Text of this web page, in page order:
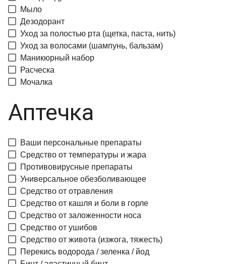
Мыло
Дезодорант
Уход за полостью рта (щетка, паста, нить)
Уход за волосами (шампунь, бальзам)
Маникюрный набор
Расческа
Мочалка
Аптечка
Ваши персональные препараты
Средство от температуры и жара
Противовирусные препараты
Универсальное обезболивающее
Средство от отравления
Средство от кашля и боли в горле
Средство от заложенности носа
Средство от ушибов
Средство от живота (изжога, тяжесть)
Перекись водорода / зеленка / йод